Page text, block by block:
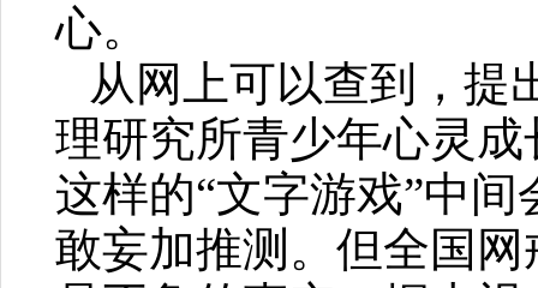
心。
从网上可以查到，提
理研究所青少年心灵
这样的“文字游戏”中
敢妄加推测。但全国